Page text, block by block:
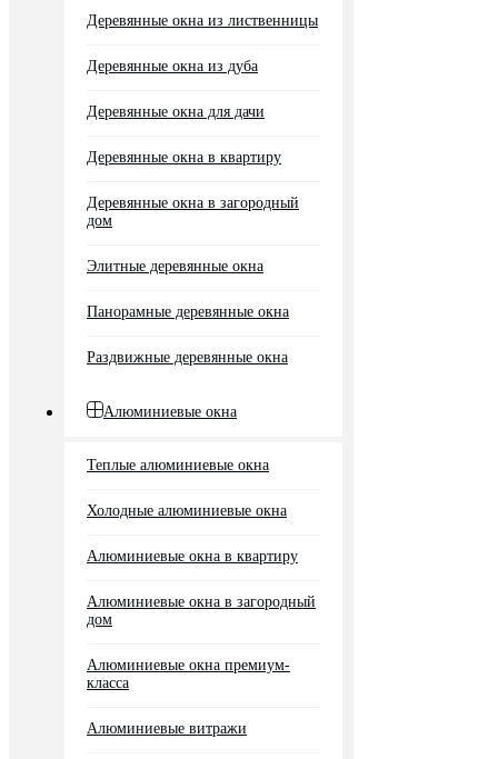
Деревянные окна из лиственницы
Деревянные окна из дуба
Деревянные окна для дачи
Деревянные окна в квартиру
Деревянные окна в загородный
дом
Элитные деревянные окна
Панорамные деревянные окна
Раздвижные деревянные окна
Алюминиевые окна
Теплые алюминиевые окна
Холодные алюминиевые окна
Алюминиевые окна в квартиру
Алюминиевые окна в загородный
дом
Алюминиевые окна премиум-
класса
Алюминиевые витражи